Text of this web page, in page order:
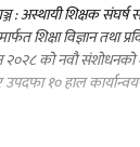
अस्थायी शिक्षक संघर्ष
शिक्षा विज्ञान तथा
२०२८ को नवौ
१० हाल